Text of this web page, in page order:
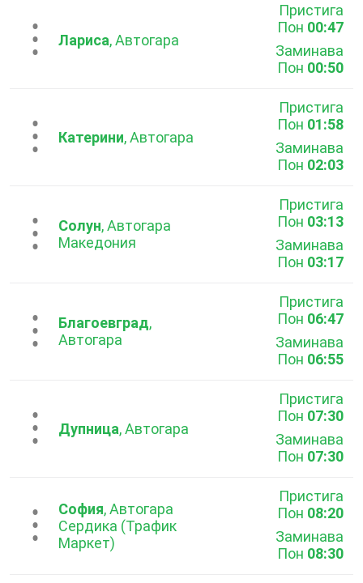
...Лариса, Автогара
Пристига
Пон 00:47
Заминава
Пон 00:50
...Катерини, Автогара
Пристига
Пон 01:58
Заминава
Пон 02:03
...Солун, Автогара
Македония
Пристига
Пон 03:13
Заминава
Пон 03:17
...Благоевград,
Автогара
Пристига
Пон 06:47
Заминава
Пон 06:55
...Дупница, Автогара
Пристига
Пон 07:30
Заминава
Пон 07:30
...София, Автогара
Сердика (Трафик
Маркет)
Пристига
Пон 08:20
Заминава
Пон 08:30